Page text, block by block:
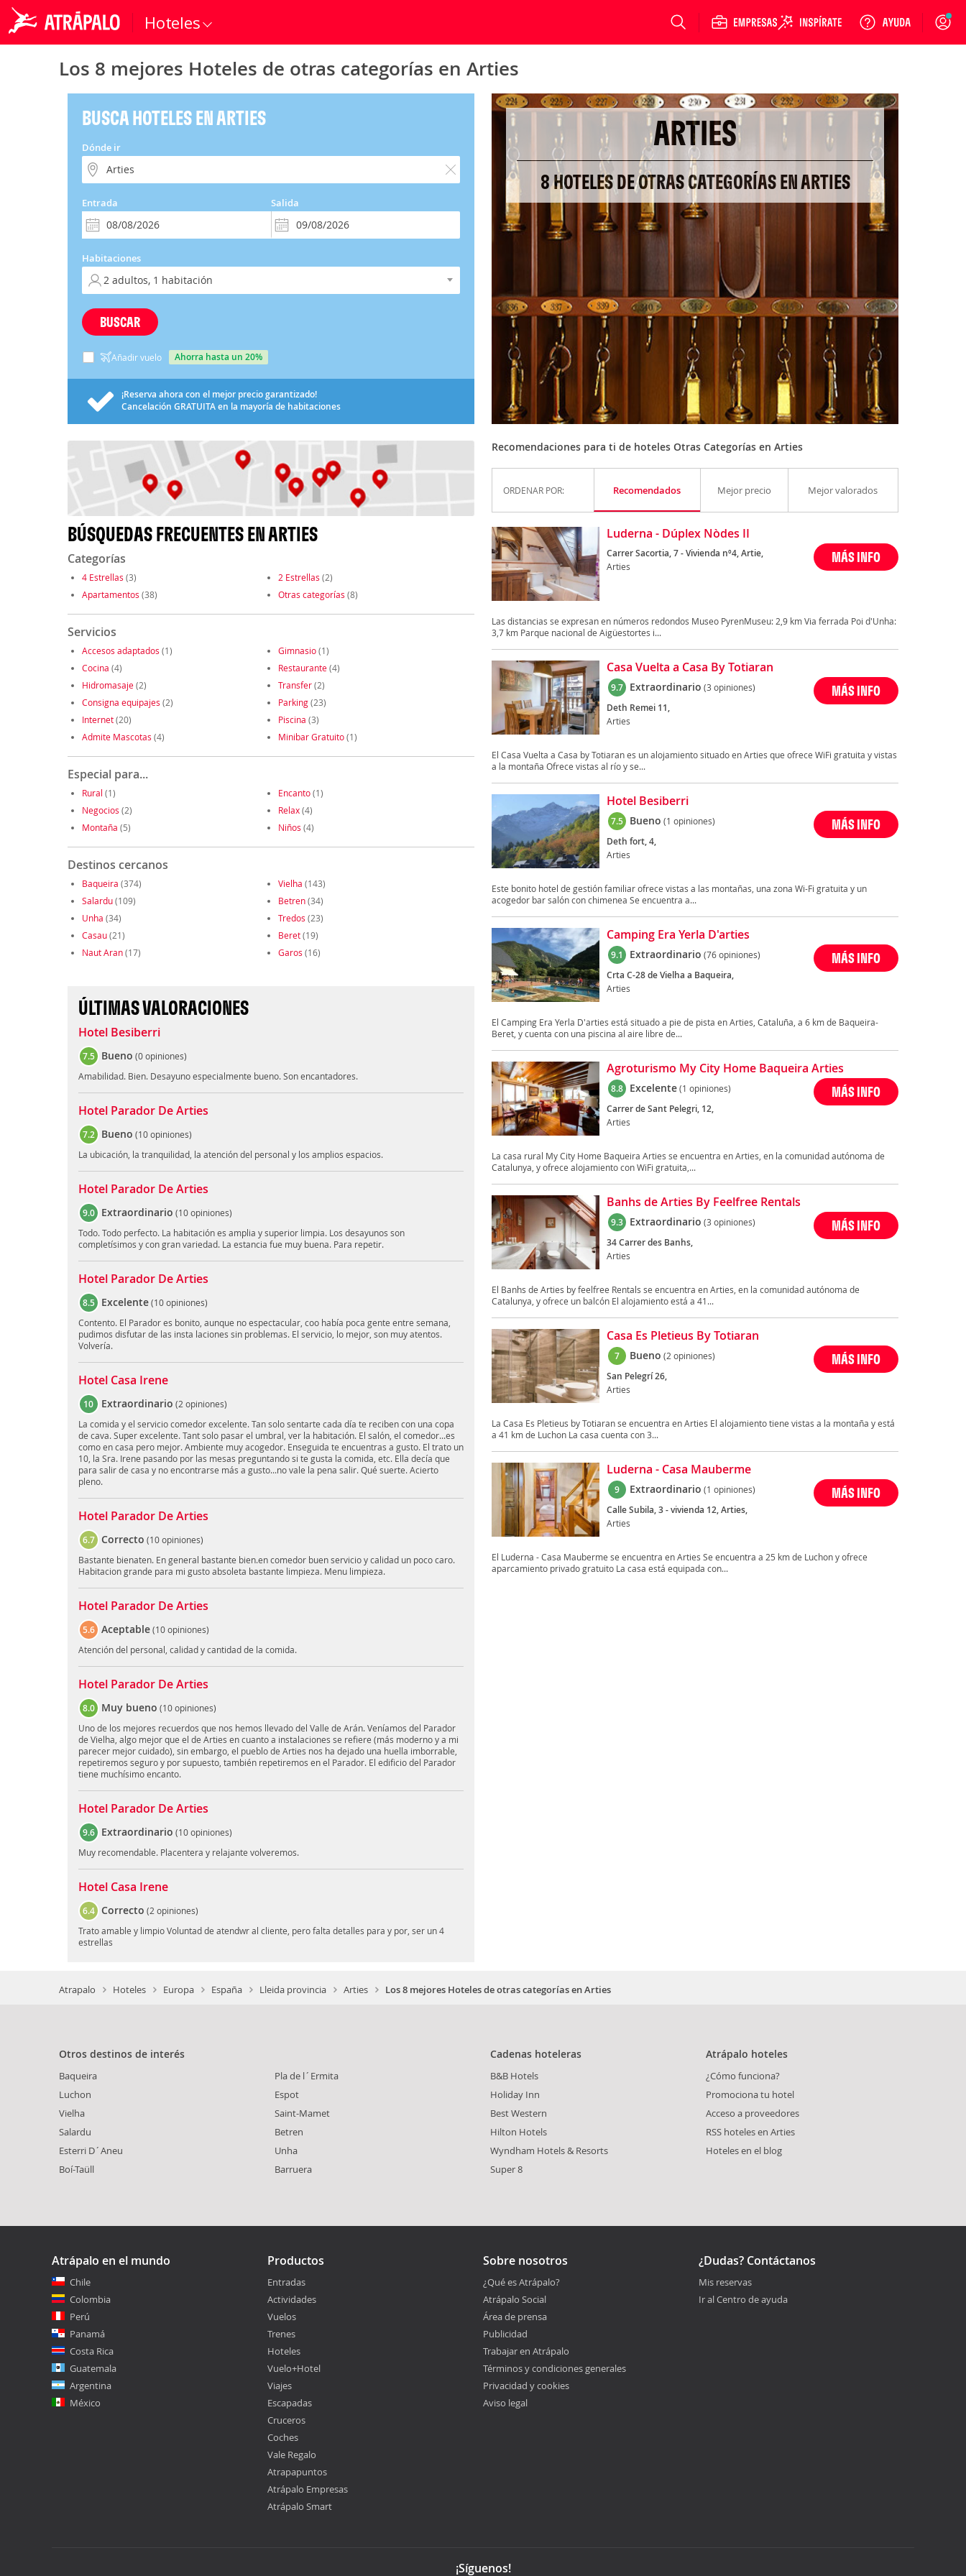
Hoteles Login
Los 8 mejores Hoteles de otras categorías en Arties
BUSCA HOTELES EN ARTIES
Dónde ir
Entrada Salida
Habitaciones
BUSCAR
Añadir vuelo ahorra hasta un 20%
¡Reserva ahora con el mejor precio garantizado!
Cancelación GRATUITAen la mayoría de habitaciones
BÚSQUEDAS FRECUENTES EN ARTIES
Categorías
4 Estrellas (3) 2 Estrellas (2)
Apartamentos (38) Otras categorías (8)
Servicios
Accesos adaptados (1) Gimnasio(1)
Cocina (4) Restaurante(4)
Hidromasaje(2) Transfer(2)
Consigna equipajes (2) Parking(23)
Internet(20) Piscina (3)
Admite Mascotas (4) Minibar Gratuito(1)
Especial para...
Rural (1) Encanto(1)
Negocios (2) Relax(4)
Montaña (5) Niños (4)
Destinos cercanos
Baqueira (374) Vielha (143)
Salardu(109) Betren(34)
Unha (34) Tredos (23)
Casau(21) Beret(19)
Naut Aran(17) Garos (16)
ÚLTIMAS VALORACIONES
Hotel Besiberri
7.5 Bueno (0 opiniones)
Amabilidad. Bien. Desayuno especialmente bueno. Son encantadores.
Hotel Parador De Arties
7.2 Bueno (10 opiniones)
La ubicación, la tranquilidad, la atención del personal y los amplios espacios.
Hotel Parador De Arties
9.0 Extraordinario (10 opiniones)
Todo. Todo perfecto. La habitación es amplia y superior limpia. Los desayunos son
completísimos y con gran variedad. La estancia fue muy buena. Para repetir.
Hotel Parador De Arties
8.5 Excelente(10 opiniones)
Contento. El Parador es bonito, aunque no espectacular, coo había poca gente entre semana,
pudimos disfutar de las insta laciones sin problemas. El servicio, lo mejor, son muy atentos.
Volvería.
Hotel Casa Irene
10 Extraordinario (2 opiniones)
La comida y el servicio comedor excelente. Tan solo sentarte cada día te reciben con una copa
de cava. Super excelente. Tant solo pasar el umbral, ver la habitación. El salón, el comedor...es
como en casa pero mejor. Ambiente muy acogedor. Enseguida te encuentras a gusto. El trato un
10, la Sra. Irene pasando por las mesas preguntando si te gusta la comida, etc. Ella decía que
para salir de casa y no encontrarse más a gusto...no vale la pena salir. Qué suerte. Acierto
pleno.
Hotel Parador De Arties
6.7 Correcto (10 opiniones)
Bastante bienaten. En general bastante bien.en comedor buen servicio y calidad un poco caro.
Habitacion grande para mi gusto absoleta bastante limpieza. Menu limpieza.
Hotel Parador De Arties
5.6 Aceptable(10 opiniones)
Atención del personal, calidad y cantidad de la comida.
Hotel Parador De Arties
8.0 Muy bueno (10 opiniones)
Uno de los mejores recuerdos que nos hemos llevado del Valle de Arán. Veníamos del Parador
de Vielha, algo mejor que el de Arties en cuanto a instalaciones se refiere (más moderno y a mi
parecer mejor cuidado), sin embargo, el pueblo de Arties nos ha dejado una huella imborrable,
repetiremos seguro y por supuesto, también repetiremos en el Parador. El edificio del Parador
tiene muchísimo encanto.
Hotel Parador De Arties
9.6 Extraordinario (10 opiniones)
Muy recomendable. Placentera y relajante volveremos.
Hotel Casa Irene
6.4 Correcto (2 opiniones)
Trato amable y limpio Voluntad de atendwr al cliente, pero falta detalles para y por, ser un 4
estrellas
ARTIES
8 HOTELES DE OTRAS CATEGORÍAS EN ARTIES
Recomendaciones para ti de hoteles Otras Categorías en Arties
ORDENAR POR: Recomendados Mejor precio Mejor valorados
Luderna - Dúplex Nòdes II
Carrer Sacortia, 7 - Vivienda nº4, Artie,
Arties
MÁS INFO
Las distancias se expresan en números redondos Museo PyrenMuseu: 2,9 km Via ferrada Poi d'Unha:
3,7 km Parque nacional de Aigüestortes i...
Casa Vuelta a Casa By Totiaran
9.7 Extraordinario (3 opiniones)
Deth Remei 11,
Arties
MÁS INFO
El Casa Vuelta a Casa by Totiaran es un alojamiento situado en Arties que ofrece WiFi gratuita y vistas
a la montaña Ofrece vistas al río y se...
Hotel Besiberri
7.5 Bueno (1 opiniones)
Deth fort, 4,
Arties
MÁS INFO
Este bonito hotel de gestión familiar ofrece vistas a las montañas, una zona Wi-Fi gratuita y un
acogedor bar salón con chimenea Se encuentra a...
Camping Era Yerla D'arties
9.1 Extraordinario (76 opiniones)
Crta C-28 de Vielha a Baqueira,
Arties
MÁS INFO
El Camping Era Yerla D'arties está situado a pie de pista en Arties, Cataluña, a 6 km de Baqueira-
Beret, y cuenta con una piscina al aire libre de...
Agroturismo My City Home Baqueira Arties
8.8 Excelente(1 opiniones)
Carrer de Sant Pelegri, 12,
Arties
MÁS INFO
La casa rural My City Home Baqueira Arties se encuentra en Arties, en la comunidad autónoma de
Catalunya, y ofrece alojamiento con WiFi gratuita,...
Banhs de Arties By Feelfree Rentals
9.3 Extraordinario (3 opiniones)
34 Carrer des Banhs,
Arties
MÁS INFO
El Banhs de Arties by feelfree Rentals se encuentra en Arties, en la comunidad autónoma de
Catalunya, y ofrece un balcón El alojamiento está a 41...
Casa Es Pletieus By Totiaran
7 Bueno (2 opiniones)
San Pelegrí 26,
Arties
MÁS INFO
La Casa Es Pletieus by Totiaran se encuentra en Arties El alojamiento tiene vistas a la montaña y está
a 41 km de Luchon La casa cuenta con 3...
Luderna - Casa Mauberme
9 Extraordinario (1 opiniones)
Calle Subila, 3 - vivienda 12, Arties,
Arties
MÁS INFO
El Luderna - Casa Mauberme se encuentra en Arties Se encuentra a 25 km de Luchon y ofrece
aparcamiento privado gratuito La casa está equipada con...
Atrapalo Hoteles Europa España Lleida provincia Arties Los 8 mejores Hoteles de otras categorías en Arties
Otros destinos de interés
Baqueira
Luchon
Vielha
Salardu
Esterri D´Aneu
Boí-Taüll
Pla de l´Ermita
Espot
Saint-Mamet
Betren
Unha
Barruera
Cadenas hoteleras
B&B Hotels
Holiday Inn
Best Western
Hilton Hotels
Wyndham Hotels & Resorts
Super 8
Atrápalo hoteles
¿Cómo funciona?
Promociona tu hotel
Acceso a proveedores
RSS hoteles en Arties
Hoteles en el blog
Atrápalo en el mundo
Chile
Colombia
Perú
Panamá
Costa Rica
Guatemala
Argentina
México
Productos
Entradas
Actividades
Vuelos
Trenes
Hoteles
Vuelo+Hotel
Viajes
Escapadas
Cruceros
Coches
Vale Regalo
Atrapapuntos
Atrápalo Empresas
Atrápalo Smart
Sobre nosotros
¿Qué es Atrápalo?
Atrápalo Social
Área de prensa
Publicidad
Trabajar en Atrápalo
Términos y condiciones generales
Privacidad y cookies
Aviso legal
¿Dudas? Contáctanos
Mis reservas
Ir al Centro de ayuda
¡Síguenos!